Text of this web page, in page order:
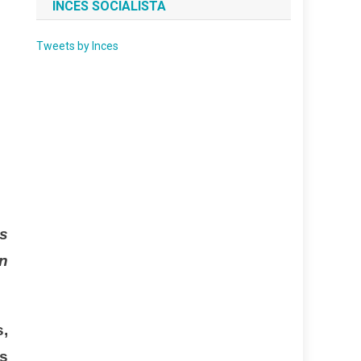
INCES SOCIALISTA
Tweets by Inces